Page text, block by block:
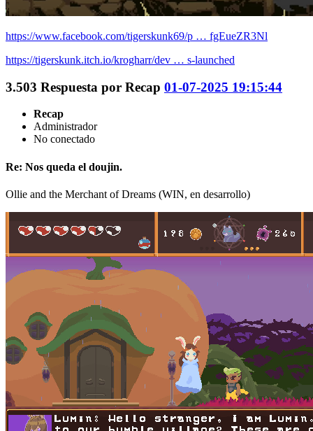
https://www.facebook.com/tigerskunk69/p … fgEueZR3Nl
https://tigerskunk.itch.io/krogharr/dev … s-launched
3.503 Respuesta por Recap 01-07-2025 19:15:44
Recap
Administrador
No conectado
Re: Nos queda el doujin.
Ollie and the Merchant of Dreams (WIN, en desarrollo)